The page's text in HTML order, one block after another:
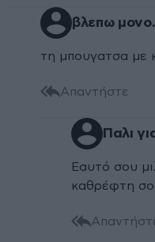
βλεπω
τη μπουγατσα με
Απαντήστε
Παλι
Εαυτό σου
καθρέφτη